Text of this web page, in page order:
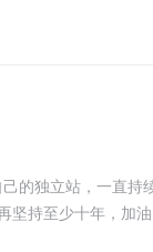
的独立站，一直
坚持至少十年，加